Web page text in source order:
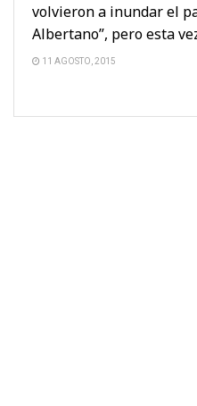
volvieron a inundar el
Albertano”, pero esta
11 AGOSTO, 2015